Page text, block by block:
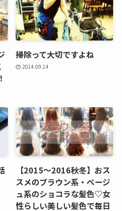
掃除って大切ですよね
2014.09.14
【2015～2016秋冬】おス
スメのブラウン系・ベージ
ュ系のショコラな髪色♡女
性らしい美しい髪色で毎日